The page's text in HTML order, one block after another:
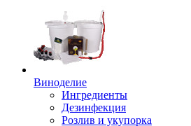
Виноделие
Ингредиенты
Дезинфекция
Розлив и укупорка